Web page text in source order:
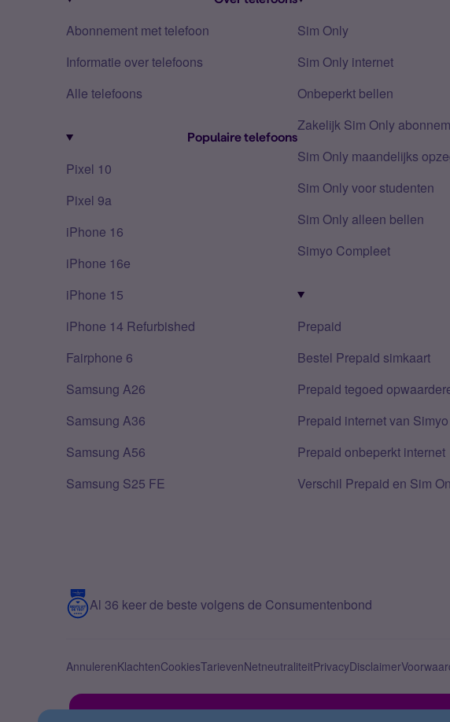
Abonnement met telefoon
Informatie over telefoons
Alle telefoons
Populaire telefoons
Pixel 10
Pixel 9a
iPhone 16
iPhone 16e
iPhone 15
iPhone 14 Refurbished
Fairphone 6
Samsung A26
Samsung A36
Samsung A56
Samsung S25 FE
Sim Only
Sim Only internet
Onbeperkt bellen
Zakelijk Sim Only
Sim Only maandelijks
Sim Only voor studenten
Sim Only alleen bellen
Simyo Compleet
Prepaid
Bestel Prepaid simkaart
Prepaid tegoed
Prepaid internet van Simyo
Prepaid onbeperkt internet
Verschil Prepaid en Sim
Al 36 keer de beste volgens de Consumentenbond
AnnulerenKlachtenCookiesTarievenNetneutraliteitPrivacyDisclaimer